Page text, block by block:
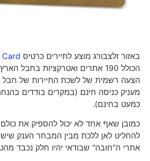
באזור זלצבורג מוצע לתיירים כרטיסCard
הכולל 190 אתרים ואטרקציות בחבל הארץ
הצעה רשמית של לשכת התיירות של חבל
מעניק כניסה חינם (במקרים בודדים בהנחה
כמעט בחינם).
כמובן שאף אחד לא יכול להספיק את כולם
להחליט לאן ללכת מבין המבחר הענק שיש.
אתרי ה"חובה" שבודאי יהיו חלק נכבד